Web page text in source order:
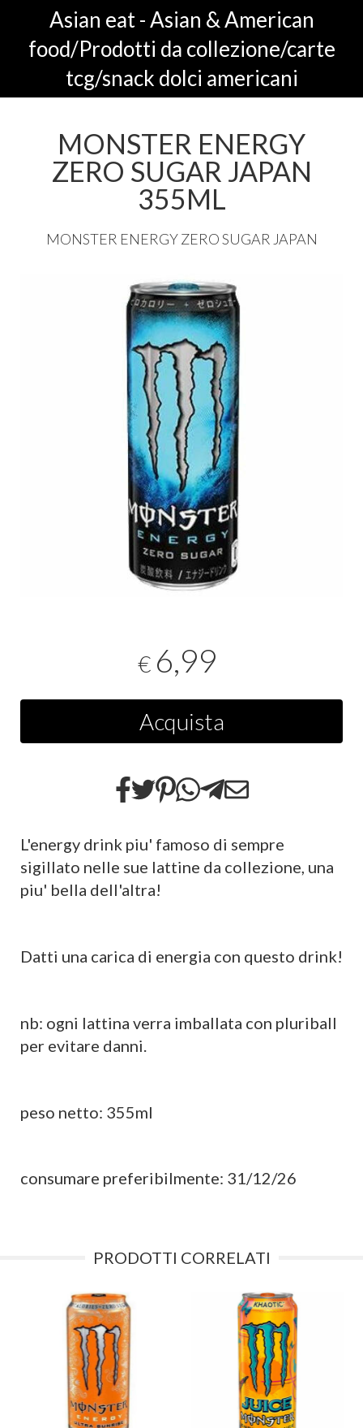
Asian eat - Asian & American
food/Prodotti da collezione/carte
tcg/snack dolci americani
MONSTER ENERGY
ZERO SUGAR JAPAN
355ML
MONSTER ENERGY ZEROSUGAR JAPAN
€ 6,99
Acquista
L'energy drink piu' famoso di sempre
sigillato nelle sue lattine da collezione, una
piu' bella dell'altra!
Datti una carica di energia con questo drink!
​nb: ogni lattina verra imballata con pluriball
per evitare danni.​
peso netto: 355ml
consumare preferibilmente: 31/12/26
PRODOTTI CORRELATI